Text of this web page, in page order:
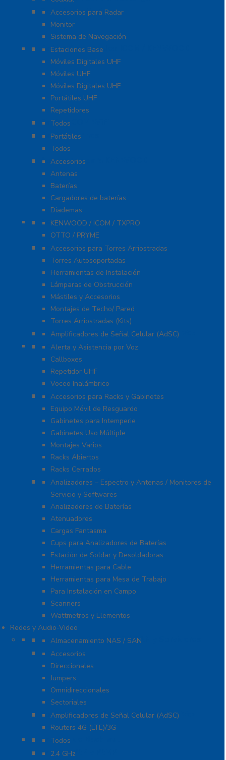
Soluciones Marinas
Accesorios para Radar
Monitor
Sistema de Navegación
Radios Comerciales ICOM / KENWOOD
Estaciones Base
Móviles Digitales UHF
Móviles UHF
Móviles Digitales UHF
Portátiles UHF
Repetidores
Radios ICOM WiFi
Todos
Radios Marinos
Portátiles
Todos
Accesorios para KENWOOD
Accesorios
Antenas
Baterías
Cargadores de baterías
Diademas
Refacciones
KENWOOD / ICOM / TXPRO
OTTO / PRYME
Torres y Mástiles
Accesorios para Torres Arriostradas
Torres Autosoportadas
Herramientas de Instalación
Lámparas de Obstrucción
Mástiles y Accesorios
Montajes de Techo/ Pared
Torres Arriostradas (Kits)
Cobertura para Celular 4G LTE, 3G y Voz
Amplificadores de Señal Celular (AdSC)
Soluciones RITRON
Alerta y Asistencia por Voz
Callboxes
Repetidor UHF
Voceo Inalámbrico
Racks y Gabinetes
Accesorios para Racks y Gabinetes
Equipo Móvil de Resguardo
Gabinetes para Intemperie
Gabinetes Uso Múltiple
Montajes Varios
Racks Abiertos
Racks Cerrados
Equipo de Laboratorio
Analizadores – Espectro y Antenas / Monitores de
Servicio y Softwares
Analizadores de Baterías
Atenuadores
Cargas Fantasma
Cups para Analizadores de Baterías
Estación de Soldar y Desoldadoras
Herramientas para Cable
Herramientas para Mesa de Trabajo
Para Instalación en Campo
Scanners
Wattmetros y Elementos
Redes y Audio-Video
Almacenamiento NAS / SAN y Servidores
Almacenamiento NAS / SAN
Antenas
Accesorios
Direccionales
Jumpers
Omnidireccionales
Sectoriales
Cobertura para Celular 4G LTE, 3G y Voz
Amplificadores de Señal Celular (AdSC)
Routers 4G (LTE)/3G
Enlaces de Backhaul
Todos
Enlaces PtP y PtMP
2.4 GHz